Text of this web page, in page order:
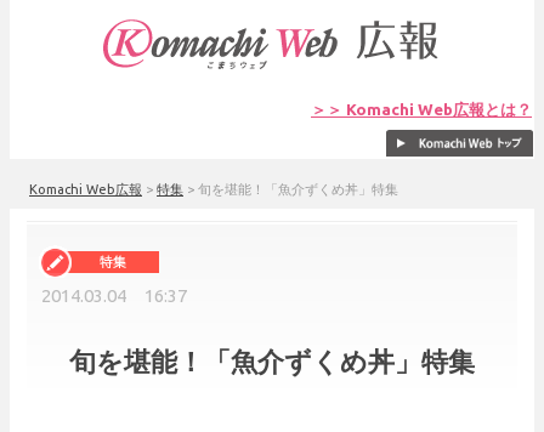
＞＞ Komachi Web広報とは？
Komachi Web広報 > 特集 > 旬を堪能！「魚介ずくめ丼」特集
2014.03.04 16:37
旬を堪能！「魚介ずくめ丼」特集